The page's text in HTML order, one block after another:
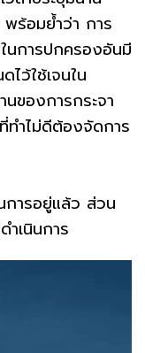
พร้อมย้ำว่า การ
นการปกครองอันมี
ว้ใช้เจนใน
ของการกระจา
ทำไม่ดีต้องจัดการ
การอยู่แล้ว ส่วน
ำเนินการ